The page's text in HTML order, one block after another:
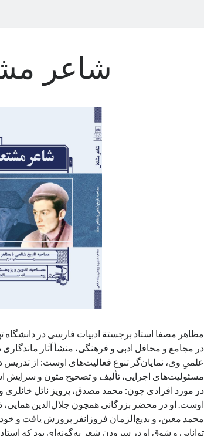
شاعر
مظاهر مصفا استاد برجستة ادبیات فارسی در دانشگاه
در مجامع و محافل ادبی و فرهنگی، منشأ آثار
علمیِ وی، نمایان‌گر تنوع فعالیت‌های اوست: از تدریس
مسئولیت‌های اجرایی، تألیف و تصحیح متون و سرایش
در مورد افرادی چون: محمد مصدق، پرویز ناتل
اوست. او در محضر بزرگانی همچون جلال‌الدین همایی،
محمد معین، و بدیع‌الزمان فروزانفر پرورش یافت و
توانایی و شوق او در سرودن شعر به‌گونه‌ای بود که